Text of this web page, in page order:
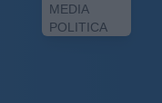
MEDIA
POLITICA